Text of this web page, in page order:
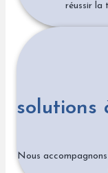
réussir la
solutions
Nous